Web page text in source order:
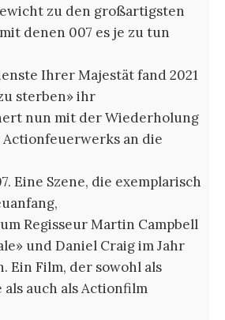
zu den großartigsten
denen 007 es je zu tun
Ihrer Majestät fand 2021
sterben» ihr
nun mit der Wiederholung
an die
Eine Szene, die exemplarisch
Regisseur Martin Campbell
und Daniel Craig im Jahr
Ein Film, der sowohl als
auch als Actionfilm